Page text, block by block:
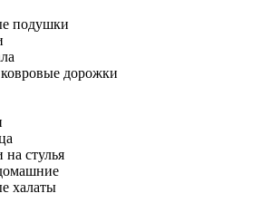
подушки
дорожки
стулья
халаты